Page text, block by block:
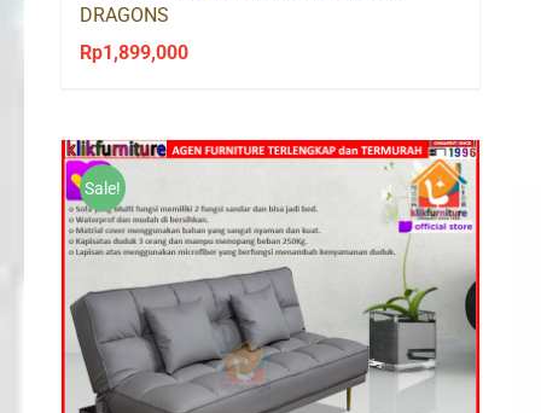
DRAGONS
Rp1,899,000
Sale!